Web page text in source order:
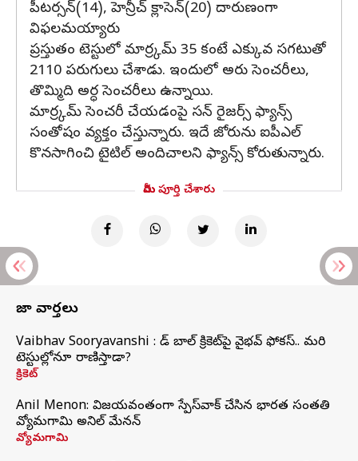
పీటర్సన్(14), హెన్రీచ్ క్లాసెన్(20) దారుణంగా
విఫలమయ్యారు
ప్రస్తుతం టెస్టులో మార్ర్కమ్ 35 కంటే ఎక్కువ సగటుతో
2110 పరుగులు చేశాడు. ఇందులో అరు సెంచరీలు,
తొమ్మిది అర్ధ సెంచరీలు ఉన్నాయి.
మార్ర్కమ్ సెంచరీ చేయడంపై సన్ రైజర్స్ ఫ్యాన్స్
సంతోషం వ్యక్తం చేస్తున్నారు. ఇదే జోరును ఐపీఎల్
కొనసాగించి టైటిల్ అందిచాలని ఫ్యాన్స్ కోరుతున్నారు.
మీరు పూర్తి చేశారు
తాజా వార్తలు
Vaibhav Sooryavanshi : రెడ్ బాల్ క్రికెట్‌పై వైభవ్ ఫోకస్.. మరి
టెస్టుల్లోనూ రాణిస్తాడా?
క్రికెట్
Anil Menon: విజయవంతంగా స్పేస్‌వాక్‌ చేసిన భారత సంతతి
వ్యోమగామి అనిల్‌ మేనన్
వ్యోమగామి